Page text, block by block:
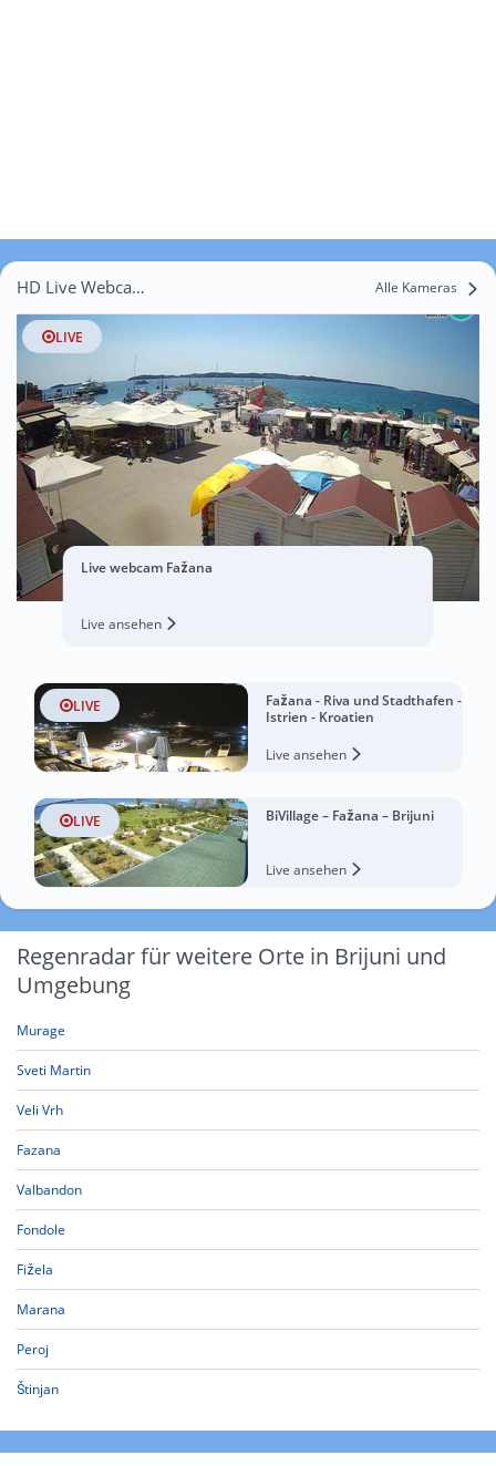
HD Live Webcams Brijuni Alle Kameras
LIVE
Live webcam Fažana
Live ansehen
LIVE
Fažana - Riva und Stadthafen -
Istrien - Kroatien
Live ansehen
LIVE BiVillage – Fažana – Brijuni
Live ansehen
Regenradar für weitere Orte in Brijuni und
Umgebung
Murage
Sveti Martin
Veli Vrh
Fazana
Valbandon
Fondole
Fižela
Marana
Peroj
Štinjan